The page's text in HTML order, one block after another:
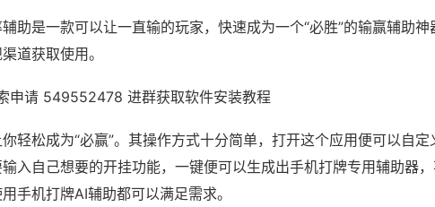
助是一款可以让一直输的玩家，快速成为一个“必胜”的输赢辅助神
道获取使用。
申请 549552478 进群获取软件安装教程
轻松成为“必赢”。其操作方式十分简单，打开这个应用便可以自定
入自己想要的开挂功能，一键便可以生成出手机打牌专用辅助器
手机打牌AI辅助都可以满足需求。